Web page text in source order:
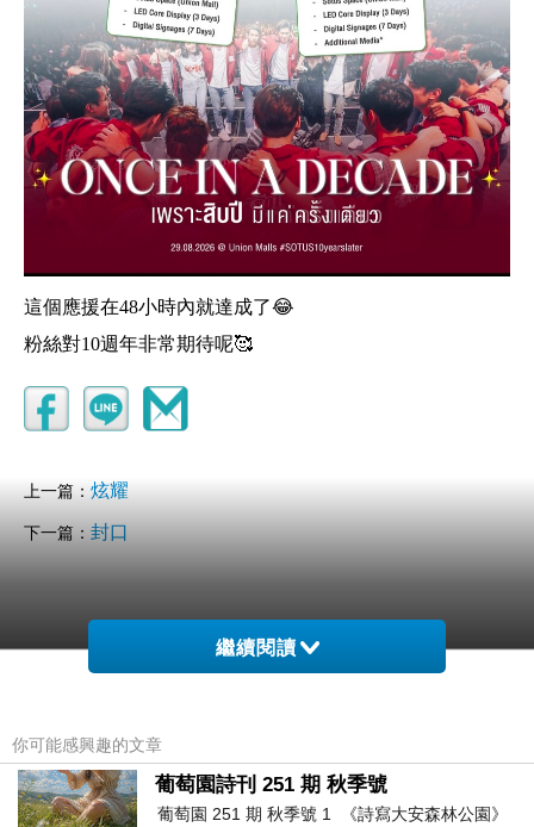
這個應援在48小時內就達成了😂
粉絲對10週年非常期待呢🥰
上一篇： 炫耀
下一篇： 封口
繼續閱讀
你可能感興趣的文章
葡萄園詩刊 251 期 秋季號
葡萄園 251 期 秋季號 1 《詩寫大安森林公園》